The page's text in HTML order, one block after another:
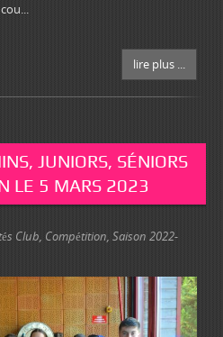
lire plus ...
JUNIORS, SÉNIORS
LE 5 MARS 2023
Club, Compétition, Saison 2022-